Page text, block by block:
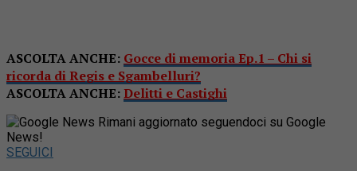
ASCOLTA ANCHE: Gocce di memoria Ep.1 – Chi si
ricorda di Regis e Sgambelluri?
ASCOLTA ANCHE: Delitti e Castighi
Rimani aggiornato seguendoci su Google
News!
SEGUICI